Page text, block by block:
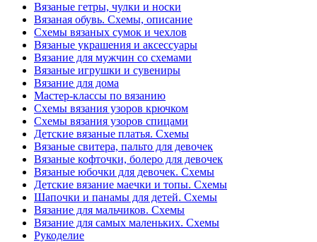
Вязаные гетры, чулки и носки
Вязаная обувь. Схемы, описание
Схемы вязаных сумок и чехлов
Вязаные украшения и аксессуары
Вязание для мужчин со схемами
Вязаные игрушки и сувениры
Вязание для дома
Мастер-классы по вязанию
Схемы вязания узоров крючком
Схемы вязания узоров спицами
Детские вязаные платья. Схемы
Вязаные свитера, пальто для девочек
Вязаные кофточки, болеро для девочек
Вязаные юбочки для девочек. Схемы
Детские вязание маечки и топы. Схемы
Шапочки и панамы для детей. Схемы
Вязание для мальчиков. Схемы
Вязание для самых маленьких. Схемы
Рукоделие